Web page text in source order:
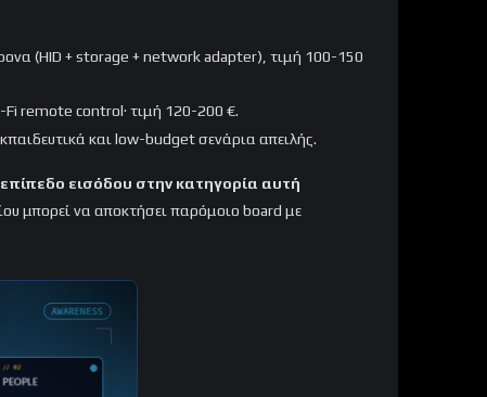
(HID + storage + network adapter), τιμή 100-150
remote control· τιμή 120-200 €.
και low-budget σενάρια απειλής.
επίπεδο εισόδου στην κατηγορία αυτή
μπορεί να αποκτήσει παρόμοιο board με